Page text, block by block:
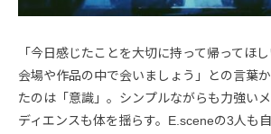
「今日感じたことを大切に持って帰ってほ
会場や作品の中で会いましょう」との言葉
たのは「意識」。シンプルながらも力強い
ディエンスも体を揺らす。E.sceneの3人も